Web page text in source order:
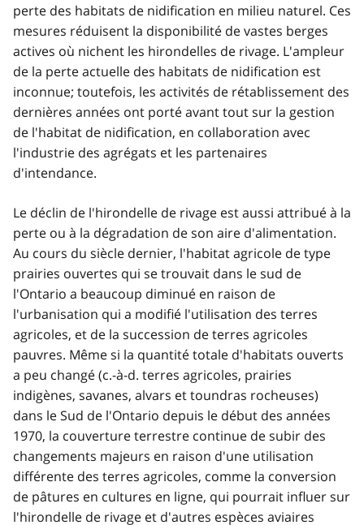
perte des habitats de nidification en milieu naturel. Ces
mesures réduisent la disponibilité de vastes berges
actives où nichent les hirondelles de rivage. L'ampleur
de la perte actuelle des habitats de nidification est
inconnue; toutefois, les activités de rétablissement des
dernières années ont porté avant tout sur la gestion
de l'habitat de nidification, en collaboration avec
l'industrie des agrégats et les partenaires
d'intendance.
Le déclin de l'hirondelle de rivage est aussi attribué à la
perte ou à la dégradation de son aire d'alimentation.
Au cours du siècle dernier, l'habitat agricole de type
prairies ouvertes qui se trouvait dans le sud de
l'Ontario a beaucoup diminué en raison de
l'urbanisation qui a modifié l'utilisation des terres
agricoles, et de la succession de terres agricoles
pauvres. Même si la quantité totale d'habitats ouverts
a peu changé (c.-à-d. terres agricoles, prairies
indigènes, savanes, alvars et toundras rocheuses)
dans le Sud de l'Ontario depuis le début des années
1970, la couverture terrestre continue de subir des
changements majeurs en raison d'une utilisation
différente des terres agricoles, comme la conversion
de pâtures en cultures en ligne, qui pourrait influer sur
l'hirondelle de rivage et d'autres espèces aviaires